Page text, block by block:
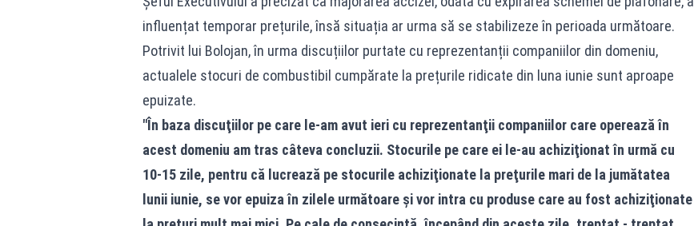
influențat temporar prețurile, însă situația ar urma să se stabilizeze în perioada următoare.
Potrivit lui Bolojan, în urma discuțiilor purtate cu reprezentanții companiilor din domeniu,
actualele stocuri de combustibil cumpărate la prețurile ridicate din luna iunie sunt aproape
epuizate.
"În baza discuţiilor pe care le-am avut ieri cu reprezentanţii companiilor care operează în
acest domeniu am tras câteva concluzii. Stocurile pe care ei le-au achiziţionat în urmă cu
10-15 zile, pentru că lucrează pe stocurile achiziţionate la preţurile mari de la jumătatea
lunii iunie, se vor epuiza în zilele următoare şi vor intra cu produse care au fost achiziţionate